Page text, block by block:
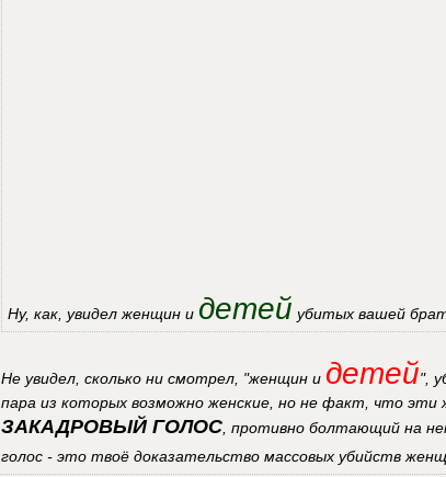
Ну, как, увидел женщин и детей убитых вашей
Не увидел, сколько ни смотрел, "женщин и детей",
пара из которых возможно женские, но не факт, что
ЗАКАДРОВЫЙ ГОЛОС , противно болтающий на
голос - это твоё доказательство массовых убийств